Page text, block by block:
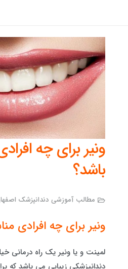
ونیر برای چه
باشد؟
مطالب آموزشی دندانپزشک
ونیر برای چه افرادی
لمینت و یا ونیر یک راه درمانی
دندانپزشکی زیبایی می باشد که